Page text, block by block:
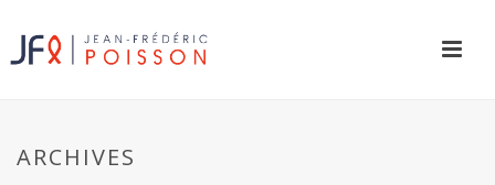
ARCHIVES